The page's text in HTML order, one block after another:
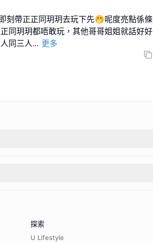
刻帶正正同玥玥去玩下先🤭呢度亮點係條
同玥玥都唔敢玩，其他哥哥姐姐就話好好
同三人... 更多
探索
U Lifestyle